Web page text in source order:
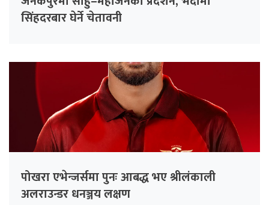
सिंहदरबार घेर्ने चेतावनी
पोखरा एभेन्जर्समा पुनः आबद्ध भए श्रीलंकाली
अलराउन्डर धनञ्जय लक्षण